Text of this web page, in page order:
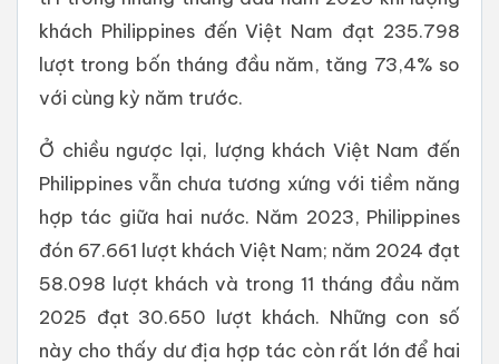
khách Philippines đến Việt Nam đạt 235.798
lượt trong bốn tháng đầu năm, tăng 73,4% so
với cùng kỳ năm trước.
Ở chiều ngược lại, lượng khách Việt Nam đến
Philippines vẫn chưa tương xứng với tiềm năng
hợp tác giữa hai nước. Năm 2023, Philippines
đón 67.661 lượt khách Việt Nam; năm 2024 đạt
58.098 lượt khách và trong 11 tháng đầu năm
2025 đạt 30.650 lượt khách. Những con số
này cho thấy dư địa hợp tác còn rất lớn để hai